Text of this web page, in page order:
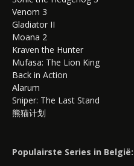
Venom 3
Gladiator II
Moana 2
Kraven the Hunter
Mufasa: The Lion King
Back in Action
Alarum
Sniper: The Last Stand
熊猫计划
Populairste Series in België: